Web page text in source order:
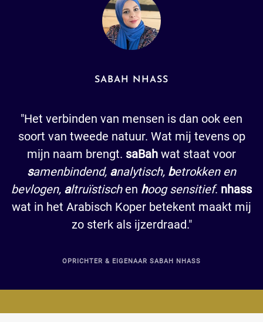
SABAH NHASS
"Het verbinden van mensen is dan ook een
soort van tweede natuur. Wat mij tevens op
mijn naam brengt. saBah wat staat voor
samenbindend, analytisch, betrokken en
bevlogen, altruïstisch en hoog sensitief. nhass
wat in het Arabisch Koper betekent maakt mij
zo sterk als ijzerdraad."
OPRICHTER & EIGENAAR SABAH NHASS